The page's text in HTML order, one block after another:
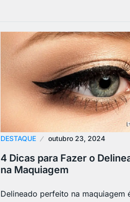
DESTAQUE outubro 23, 2024
4 Dicas para Fazer o
na Maquiagem
Delineado perfeito na maquiagem